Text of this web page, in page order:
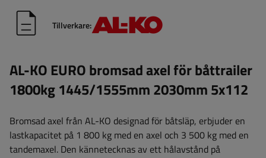
Tillverkare:
AL-KO EURO bromsad axel för båttrailer
1800kg 1445/1555mm 2030mm 5x112
Bromsad axel från AL-KO designad för båtsläp, erbjuder en
lastkapacitet på 1 800 kg med en axel och 3 500 kg med en
tandemaxel. Den kännetecknas av ett hålavstånd på